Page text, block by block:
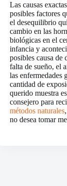
Las causas
posibles factores
el desequilibrio
cambio en las
biológicas en el
infancia y
posibles causa de
falta de sueño, el
las enfermedades
cantidad de
querido muestra
consejero para
métodos naturales
no desea tomar